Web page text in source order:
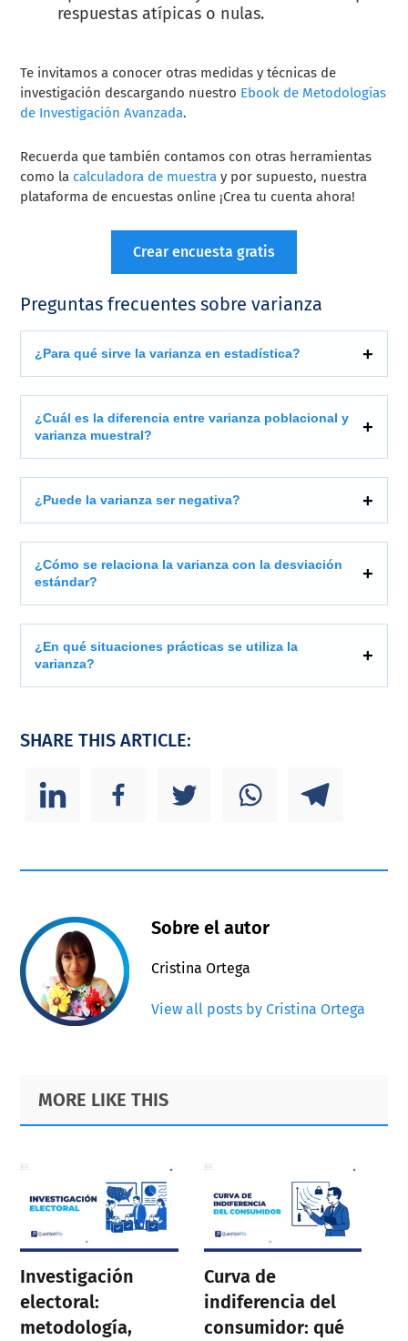
respuestas atípicas o nulas.
Te invitamos a conocer otras medidas y técnicas de
investigación descargando nuestro Ebook de Metodologías
de Investigación Avanzada.
Recuerda que también contamos con otras herramientas
como la calculadora de muestra y por supuesto, nuestra
plataforma de encuestas online ¡Crea tu cuenta ahora!
Crear encuesta gratis
Preguntas frecuentes sobre varianza
¿Para qué sirve la varianza en estadística?
¿Cuál es la diferencia entre varianza poblacional y
varianza muestral?
¿Puede la varianza ser negativa?
¿Cómo se relaciona la varianza con la desviación
estándar?
¿En qué situaciones prácticas se utiliza la
varianza?
SHARE THIS ARTICLE:
Sobre el autor
Cristina Ortega
View all posts by Cristina Ortega
Primary
Sidebar
Footer
MORE LIKE THIS
Investigación
electoral:
metodología,
Curva de
indiferencia del
consumidor: qué